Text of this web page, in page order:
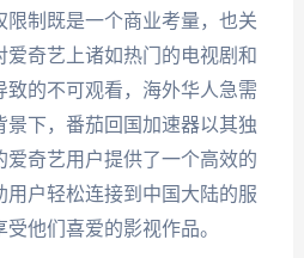
制既是一个商业考量，也关
奇艺上诸如热门的电视剧和
致的不可观看，海外华人急需
下，番茄回国加速器以其独
奇艺用户提供了一个高效的
户轻松连接到中国大陆的服
他们喜爱的影视作品。